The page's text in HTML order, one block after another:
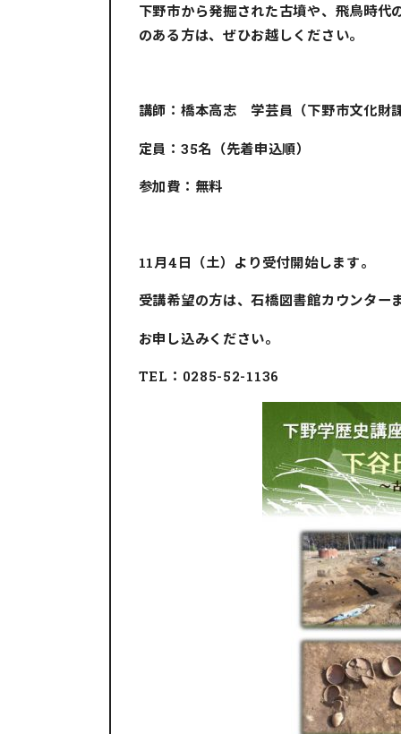
下野市から発掘された古墳や、飛鳥時
のある方は、ぜひお越しください。
講師：橋本高志 学芸員（下野市文化財
定員：35名（先着申込順）
参加費：無料
11月4日（土）より受付開始します。
受講希望の方は、石橋図書館カウンター
お申し込みください。
TEL：0285-52-1136